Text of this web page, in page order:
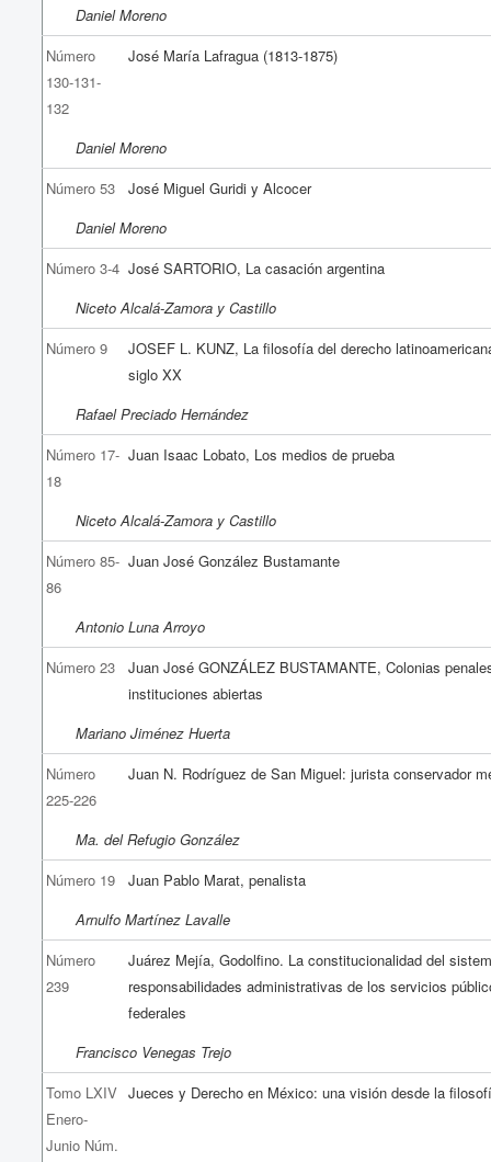
Daniel Moreno
Número
130-131-
132
José María Lafragua (1813-1875)
Daniel Moreno
Número 53
José Miguel Guridi y Alcocer
Daniel Moreno
Número 3-4 José SARTORIO, La casación argentina
Niceto Alcalá-Zamora y Castillo
Número 9
JOSEF L. KUNZ, La filosofía del derecho
siglo XX
Rafael Preciado Hernández
Número 17-
18
Juan Isaac Lobato, Los medios de prueba
Niceto Alcalá-Zamora y Castillo
Número 85-
86
Juan José González Bustamante
Antonio Luna Arroyo
Número 23
Juan José GONZÁLEZ BUSTAMANTE, Colonias
instituciones abiertas
Mariano Jiménez Huerta
Número
225-226
Juan N. Rodríguez de San Miguel: jurista conservador
Ma. del Refugio González
Número 19
Juan Pablo Marat, penalista
Arnulfo Martínez Lavalle
Número
239
Juárez Mejía, Godolfino. La constitucionalidad del
responsabilidades administrativas de los servicios
federales
Francisco Venegas Trejo
Tomo LXIV
Enero-
Junio Núm.
Jueces y Derecho en México: una visión desde la